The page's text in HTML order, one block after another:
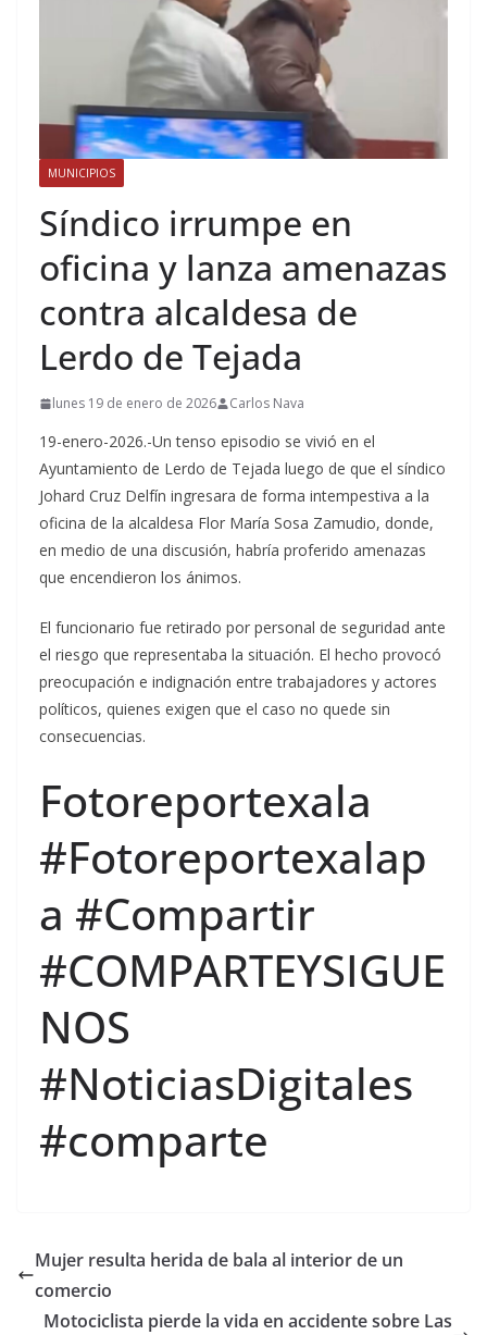
MUNICIPIOS
Síndico irrumpe en
oficina y lanza amenazas
contra alcaldesa de
Lerdo de Tejada
lunes 19 de enero de 2026 Carlos Nava
19-enero-2026.-Un tenso episodio se vivió en el
Ayuntamiento de Lerdo de Tejada luego de que el síndico
Johard Cruz Delfín ingresara de forma intempestiva a la
oficina de la alcaldesa Flor María Sosa Zamudio, donde,
en medio de una discusión, habría proferido amenazas
que encendieron los ánimos.
El funcionario fue retirado por personal de seguridad ante
el riesgo que representaba la situación. El hecho provocó
preocupación e indignación entre trabajadores y actores
políticos, quienes exigen que el caso no quede sin
consecuencias.
Fotoreportexala
#Fotoreportexalap
a #Compartir
#COMPARTEYSIGUE
NOS
#NoticiasDigitales
#comparte
Mujer resulta herida de bala al interior de un
comercio
Motociclista pierde la vida en accidente sobre Las